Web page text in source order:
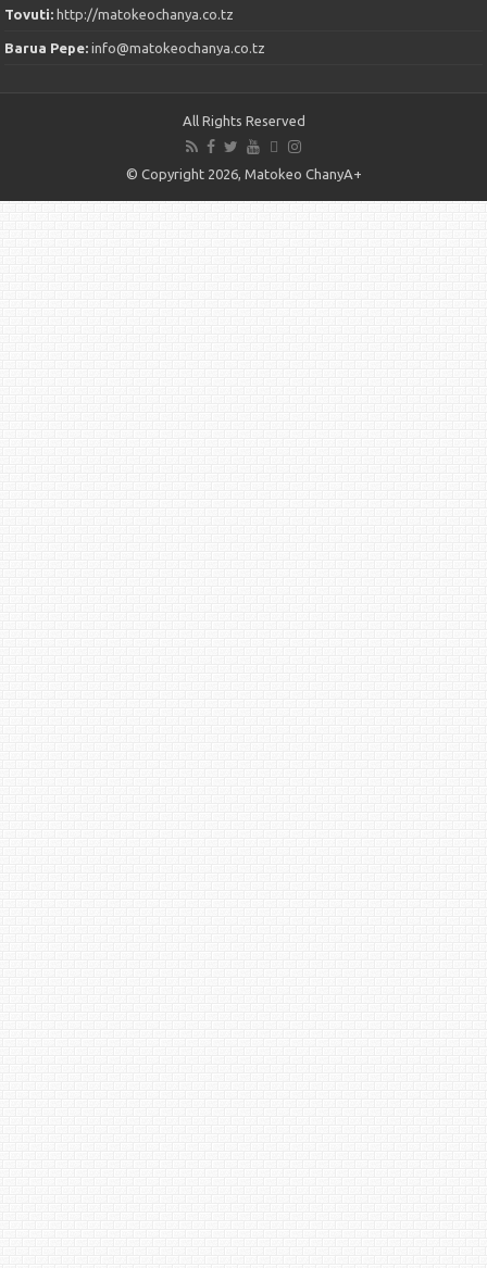
Tovuti: http://matokeochanya.co.tz
Barua Pepe:info@matokeochanya.co.tz
All Rights Reserved
© Copyright 2026, Matokeo ChanyA+